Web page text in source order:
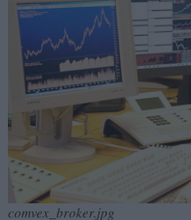
comvex_broker.jpg